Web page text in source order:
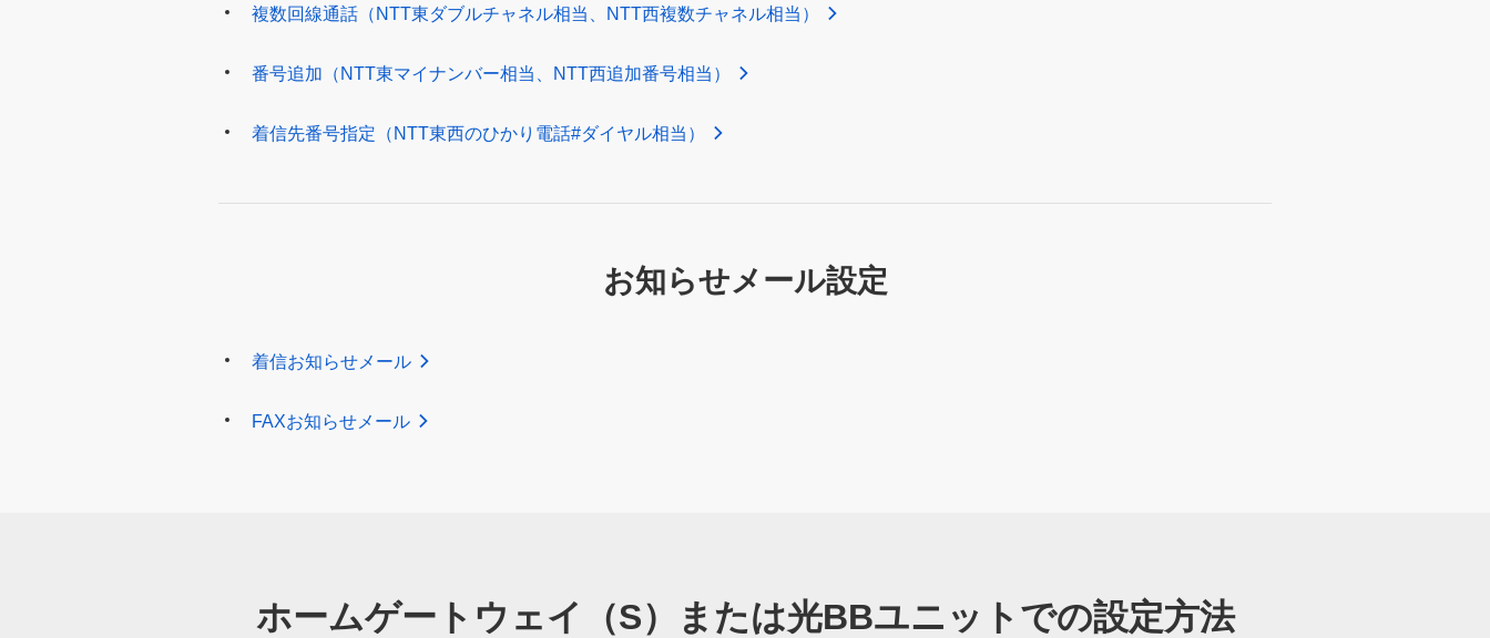
複数回線通話（NTT東ダブルチャネル相当、NTT西複数チャネル相当）
番号追加（NTT東マイナンバー相当、NTT西追加番号相当）
着信先番号指定（NTT東西のひかり電話#ダイヤル相当）
お知らせメール設定
着信お知らせメール
FAXお知らせメール
ホームゲートウェイ（S）または光BBユニットでの設定方法